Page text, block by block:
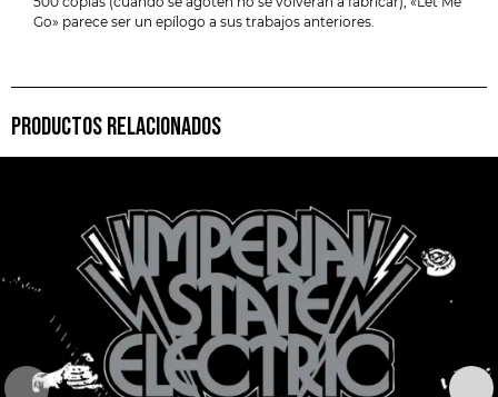
Go» parece ser un epílogo a sus trabajos anteriores.
PRODUCTOS RELACIONADOS